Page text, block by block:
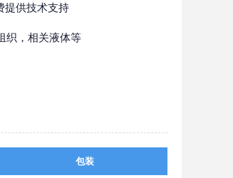
提供技术支持
织，相关液体等
包装